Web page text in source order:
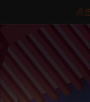
点